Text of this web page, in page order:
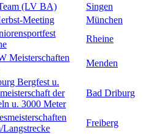
(LV BA)
Singen
Meeting
München
Rheine
Meisterschaften
Menden
Bergfest u.
der
u. 3000 Meter
Bad Driburg
Langstrecke
Freiberg